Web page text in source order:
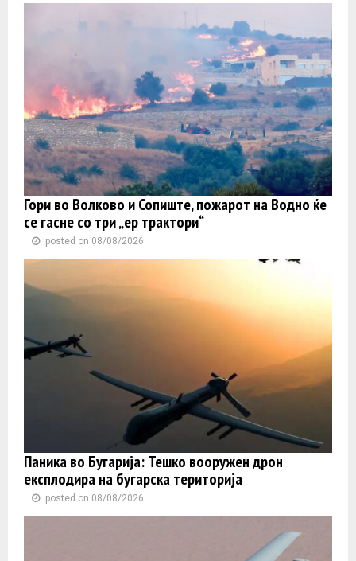
Гори во Волково и Сопиште, пожарот на Водно ќе
се гасне со три „ер трактори“
posted on 08/08/2026
Паника во Бугарија: Тешко вооружен дрон
експлодира на бугарска територија
posted on 08/08/2026